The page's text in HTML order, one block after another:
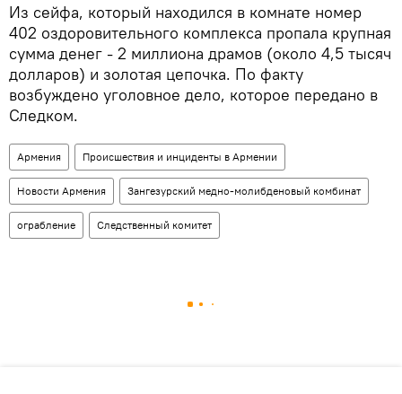
Из сейфа, который находился в комнате номер
402 оздоровительного комплекса пропала крупная
сумма денег - 2 миллиона драмов (около 4,5 тысяч
долларов) и золотая цепочка. По факту
возбуждено уголовное дело, которое передано в
Следком.
Армения Происшествия и инциденты в Армении
Новости Армения Зангезурский медно-молибденовый комбинат
ограбление Следственный комитет